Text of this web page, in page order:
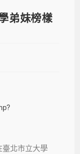
弟妹榜樣
臺北市立大學